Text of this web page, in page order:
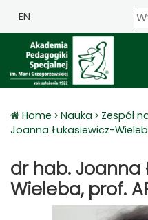
EN
Home Nauka
Zespół
Joanna Łukasiewicz-
dr hab. Joanna
Wieleba, prof.